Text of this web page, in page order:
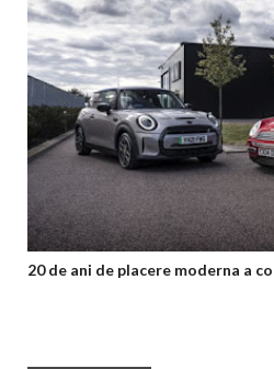
20 de ani de placere moderna a